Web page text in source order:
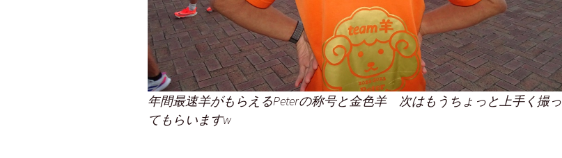
年間最速羊がもらえるPeterの称号と金色羊 次はもうちょっと上手く撮っ
てもらいますw